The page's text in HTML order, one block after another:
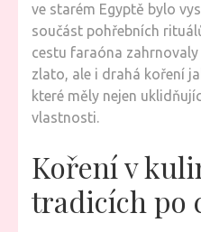
ve starém Egyptě bylo
součást pohřebních
cestu faraóna
zlato, ale i drahá koření
které měly nejen
vlastnosti.
Koření v
tradicích po